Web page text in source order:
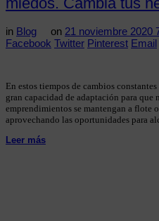
in Blog on 21 noviembre 2020
Facebook Twitter Pinterest Email
En estos tiempos de cambios
gran capacidad de adaptación para que
emprendimientos se mantengan a flote
aprovechando las oportunidades para
Leer más